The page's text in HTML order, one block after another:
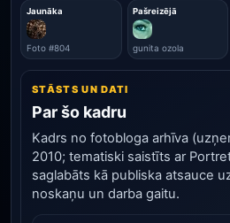
Jaunāka
Foto #804
Pašreizējā
gunita ozola
STĀSTS UN DATI
Par šo kadru
Kadrs no fotobloga arhīva
2010; tematiski saistīts ar
saglabāts kā publiska atsauce
noskaņu un darba gaitu.